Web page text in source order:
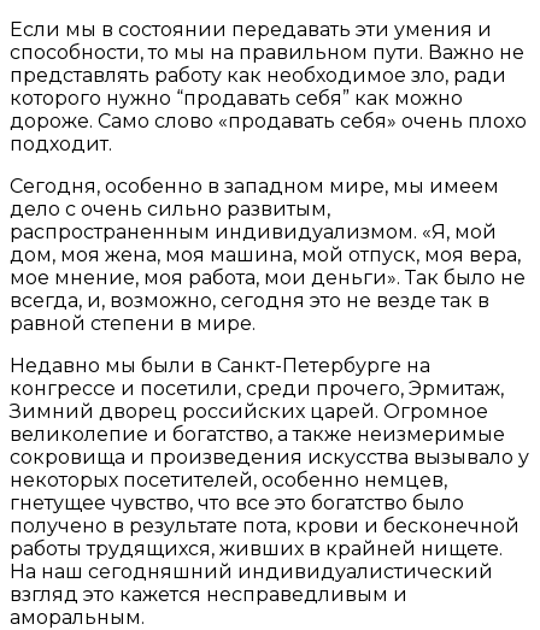
Если мы в состоянии передавать эти умения и
способности, то мы на правильном пути. Важно не
представлять работу как необходимое зло, ради
которого нужно “продавать себя” как можно
дороже. Само слово «продавать себя» очень плохо
подходит.
Сегодня, особенно в западном мире, мы имеем
дело с очень сильно развитым,
распространенным индивидуализмом. «Я, мой
дом, моя жена, моя машина, мой отпуск, моя вера,
мое мнение, моя работа, мои деньги». Так было не
всегда, и, возможно, сегодня это не везде так в
равной степени в мире.
Недавно мы были в Санкт-Петербурге на
конгрессе и посетили, среди прочего, Эрмитаж,
Зимний дворец российских царей. Огромное
великолепие и богатство, а также неизмеримые
сокровища и произведения искусства вызывало у
некоторых посетителей, особенно немцев,
гнетущее чувство, что все это богатство было
получено в результате пота, крови и бесконечной
работы трудящихся, живших в крайней нищете.
На наш сегодняшний индивидуалистический
взгляд это кажется несправедливым и
аморальным.